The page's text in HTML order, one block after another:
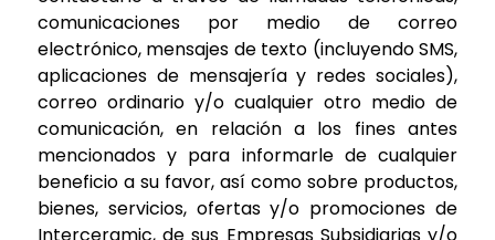
comunicaciones por medio de correo
electrónico, mensajes de texto (incluyendo SMS,
aplicaciones de mensajería y redes sociales),
correo ordinario y/o cualquier otro medio de
comunicación, en relación a los fines antes
mencionados y para informarle de cualquier
beneficio a su favor, así como sobre productos,
bienes, servicios, ofertas y/o promociones de